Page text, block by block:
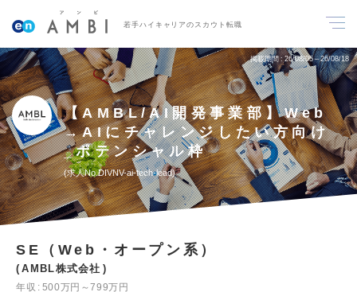
若手ハイキャリアのスカウト転職
掲載期間 26/08/05～26/08/18
【AMBL/AI開発事業部】Web
→AIにチャレンジしたい方向け
_ポテンシャル枠
求人No.DIVNV-ai-tech-lead
SE（Web・オープン系）
AMBL株式会社
年収
500万円～799万円